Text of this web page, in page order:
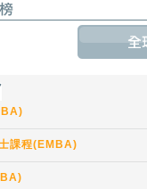
課程(EMBA)